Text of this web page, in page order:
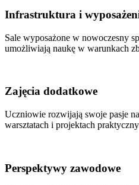
Infrastruktura i
Sale wyposażone w nowoczesny
umożliwiają naukę w warunkach
Zajęcia dodatkowe
Uczniowie rozwijają swoje pasje
warsztatach i projektach
Perspektywy zawodowe